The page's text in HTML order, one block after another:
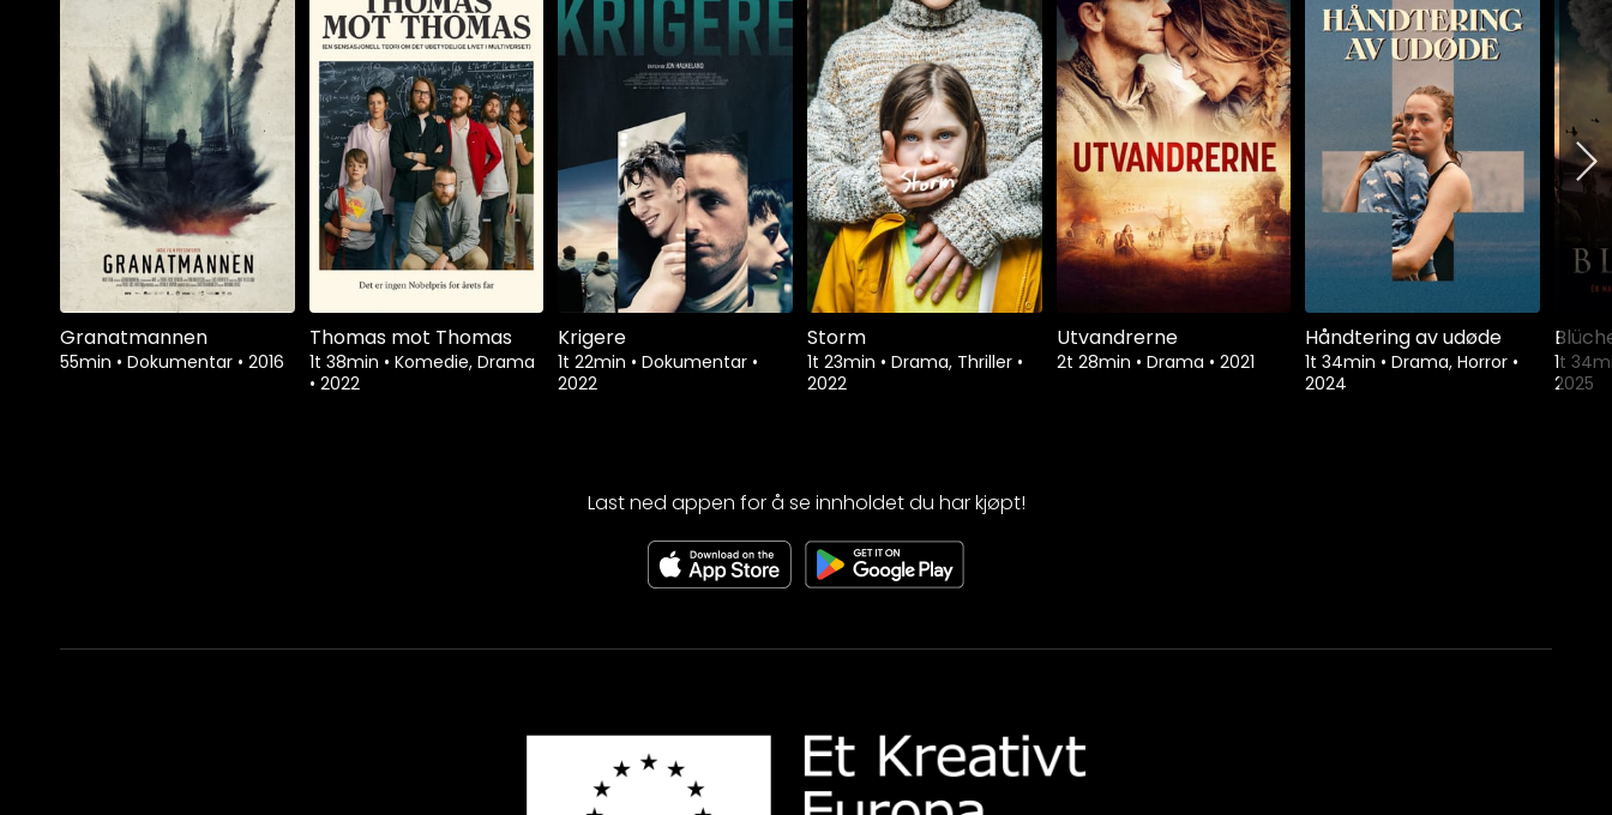
Granatmannen
55min • Dokumentar • 2016
Thomas mot Thomas
1t 38min • Komedie, Drama
• 2022
Krigere
1t 22min • Dokumentar •
2022
Storm
1t 23min • Drama, Thriller •
2022
Utvandrerne
2t 28min • Drama • 2021
Håndtering av udøde
1t 34min • Drama, Horror •
2024
1t
2025
Last ned appen for å se innholdet du har kjøpt!